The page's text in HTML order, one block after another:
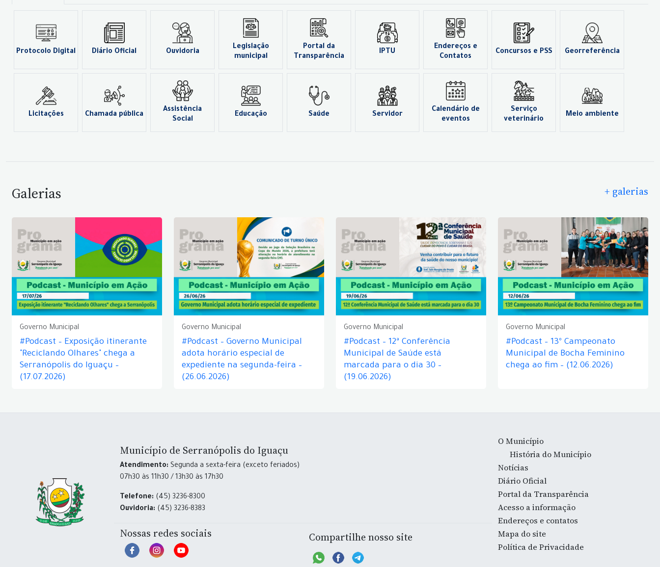
Protocolo Digital Diário Oficial Ouvidoria
Legislação
municipal
Portal da
Transparência
IPTU
Endereços e
Contatos
Concursos e PSS Georreferência
Licitações Chamada pública
Assistência
Social
Educação Saúde Servidor
Calendário de
eventos
Serviço
veterinário
Meio ambiente
Galerias + galerias
Governo Municipal
#Podcast – Exposição itinerante
"Reciclando Olhares" chega a
Serranópolis do Iguaçu –
(17.07.2026)
Governo Municipal
#Podcast – Governo Municipal
adota horário especial de
expediente na segunda-feira –
(26.06.2026)
Governo Municipal
#Podcast – 12ª Conferência
Municipal de Saúde está
marcada para o dia 30 –
(19.06.2026)
Governo Municipal
#Podcast – 13º Campeonato
Municipal de Bocha Feminino
chega ao fim – (12.06.2026)
Município de Serranópolis do Iguaçu
Atendimento: Segunda a sexta-feira (exceto feriados)
07h30 às 11h30 / 13h30 às 17h30
Telefone: (45) 3236-8300
Ouvidoria: (45) 3236-8383
Nossas redes sociais Compartilhe nosso site
O Município
História do Município
Notícias
Diário Oficial
Portal da Transparência
Acesso a informação
Endereços e contatos
Mapa do site
Política de Privacidade